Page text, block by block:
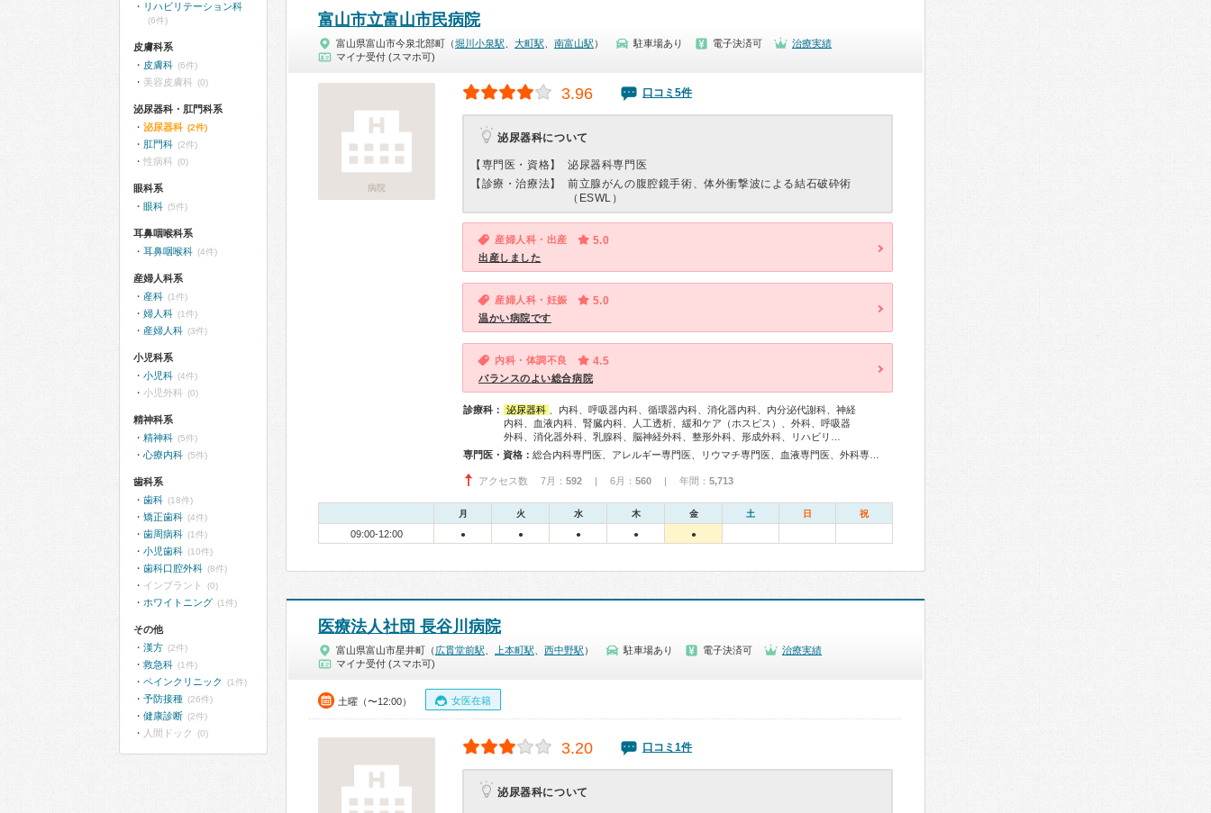
富山市立富山市民病院
富山県富山市今泉北部町（堀川小泉駅 大町駅 南富山駅 ） 駐車場あり 電子決済可
治療実績
マイナ受付 (スマホ可)
病院
3.96 口コミ5件
泌尿器科について
【専門医・資格】
泌尿器科専門医
【診療・治療法】
前立腺がんの腹腔鏡手術、体外衝撃波による結石破砕術
（ESWL）
産婦人科・出産 5.0
出産しました
産婦人科・妊娠 5.0
温かい病院です
内科・体調不良 4.5
バランスのよい総合病院
診療科： 泌尿器科
、内科、呼吸器内科、循環器内科、消化器内科、内分泌代謝科、神経
内科、血液内科、腎臓内科、人工透析、緩和ケア（ホスピス）、外科、呼吸器
外科、消化器外科、乳腺科、脳神経外科、整形外科、形成外科、リハビリ…
専門医・資格：
アクセス数 7月： 592 | 6月： 560 | 年間： 5,713
月 火 水 木 金 土 日 祝
09:00-12:00 ● ● ● ● ●
医療法人社団 長谷川病院
富山県富山市星井町（ 広貫堂前駅 上本町駅 西中野駅 ） 駐車場あり 電子決済可
治療実績
マイナ受付 (スマホ可)
土曜（〜12:00） 女医在籍
3.20 口コミ1件
泌尿器科について
リハビリテーション科
(6件)
皮膚科系
皮膚科 (6件)
美容皮膚科 (0)
泌尿器科・肛門科系
泌尿器科 (2件)
肛門科 (2件)
性病科 (0)
眼科系
眼科 (5件)
耳鼻咽喉科系
耳鼻咽喉科 (4件)
産婦人科系
産科 (1件)
婦人科 (1件)
産婦人科 (3件)
小児科系
小児科 (4件)
小児外科 (0)
精神科系
精神科 (5件)
心療内科 (5件)
歯科系
歯科 (18件)
矯正歯科 (4件)
歯周病科 (1件)
小児歯科 (10件)
歯科口腔外科 (8件)
インプラント (0)
ホワイトニング (1件)
その他
漢方 (2件)
救急科 (1件)
ペインクリニック (1件)
予防接種 (26件)
健康診断 (2件)
人間ドック (0)